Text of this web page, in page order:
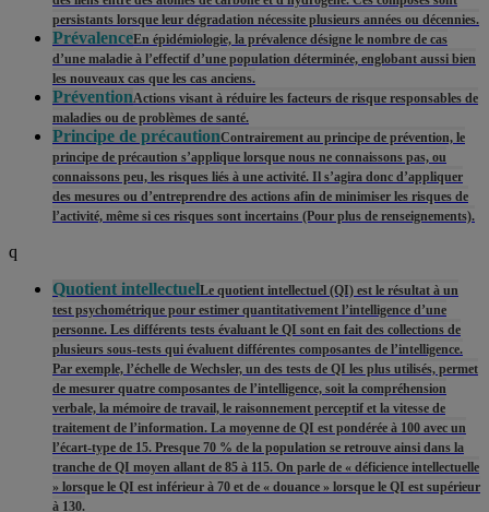
persistants lorsque leur dégradation nécessite plusieurs années ou décennies.
PrévalenceEn épidémiologie, la prévalence désigne le nombre de cas
d’une maladie à l’effectif d’une population déterminée, englobant aussi bien
les nouveaux cas que les cas anciens.
PréventionActions visant à réduire les facteurs de risque responsables de
maladies ou de problèmes de santé.
Principe de précautionContrairement au principe de prévention, le
principe de précaution s’applique lorsque nous ne connaissons pas, ou
connaissons peu, les risques liés à une activité. Il s’agira donc d’appliquer
des mesures ou d’entreprendre des actions afin de minimiser les risques de
l’activité, même si ces risques sont incertains (Pour plus de renseignements).
q
Quotient intellectuelLe quotient intellectuel (QI) est le résultat à un
test psychométrique pour estimer quantitativement l’intelligence d’une
personne. Les différents tests évaluant le QI sont en fait des collections de
plusieurs sous-tests qui évaluent différentes composantes de l’intelligence.
Par exemple, l’échelle de Wechsler, un des tests de QI les plus utilisés, permet
de mesurer quatre composantes de l’intelligence, soit la compréhension
verbale, la mémoire de travail, le raisonnement perceptif et la vitesse de
traitement de l’information. La moyenne de QI est pondérée à 100 avec un
l’écart-type de 15. Presque 70 % de la population se retrouve ainsi dans la
tranche de QI moyen allant de 85 à 115. On parle de « déficience intellectuelle
» lorsque le QI est inférieur à 70 et de « douance » lorsque le QI est supérieur
à 130.